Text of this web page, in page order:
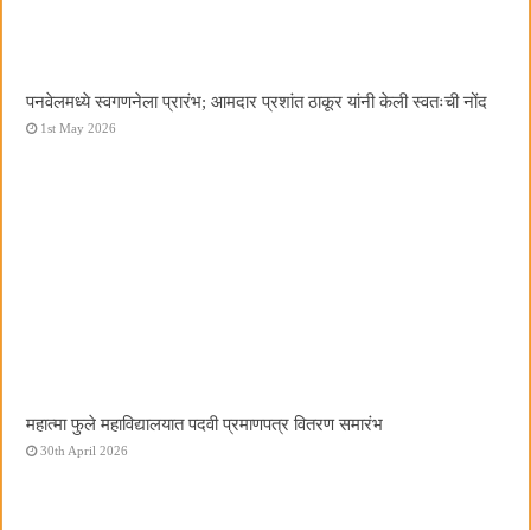
पनवेलमध्ये स्वगणनेला प्रारंभ; आमदार प्रशांत ठाकूर यांनी केली स्वतःची नोंद
1st May 2026
महात्मा फुले महाविद्यालयात पदवी प्रमाणपत्र वितरण समारंभ
30th April 2026